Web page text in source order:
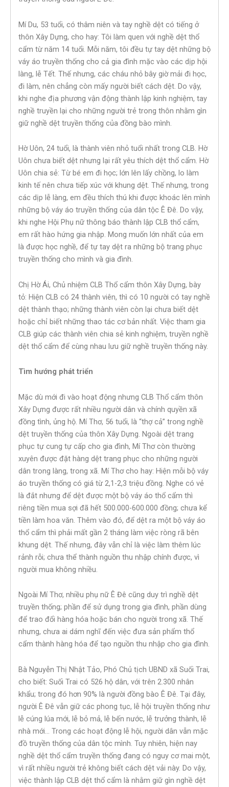
Mí Du, 53 tuổi, có thâm niên và tay nghề dệt có tiếng ở
thôn Xây Dựng, cho hay: Tôi làm quen với nghề dệt thổ
cẩm từ năm 14 tuổi. Mỗi năm, tôi đều tự tay dệt những bộ
váy áo truyền thống cho cả gia đình mặc vào các dịp hội
làng, lễ Tết. Thế nhưng, các cháu nhỏ bây giờ mải đi học,
đi làm, nên chẳng còn mấy người biết cách dệt. Do vậy,
khi nghe địa phương vận động thành lập kinh nghiệm, tay
nghề truyền lại cho những người trẻ trong thôn nhằm gìn
giữ nghề dệt truyền thống của đồng bào mình.
Hờ Uôn, 24 tuổi, là thành viên nhỏ tuổi nhất trong CLB. Hờ
Uôn chưa biết dệt nhưng lại rất yêu thích dệt thổ cẩm. Hờ
Uôn chia sẻ: Từ bé em đi học; lớn lên lấy chồng, lo làm
kinh tế nên chưa tiếp xúc với khung dệt. Thế nhưng, trong
các dịp lễ làng, em đều thích thú khi được khoác lên mình
những bộ váy áo truyền thống của dân tộc Ê Đê. Do vậy,
khi nghe Hội Phụ nữ thông báo thành lập CLB thổ cẩm,
em rất hào hứng gia nhập. Mong muốn lớn nhất của em
là được học nghề, để tự tay dệt ra những bộ trang phục
truyền thống cho mình và gia đình.
Chị Hờ Ái, Chủ nhiệm CLB Thổ cẩm thôn Xây Dựng, bày
tỏ: Hiện CLB có 24 thành viên, thì có 10 người có tay nghề
dệt thành thạo; những thành viên còn lại chưa biết dệt
hoặc chỉ biết những thao tác cơ bản nhất. Việc tham gia
CLB giúp các thành viên chia sẻ kinh nghiệm, truyền nghề
dệt thổ cẩm để cùng nhau lưu giữ nghề truyền thống này.
Tìm hướng phát triển
Mặc dù mới đi vào hoạt động nhưng CLB Thổ cẩm thôn
Xây Dựng được rất nhiều người dân và chính quyền xã
đồng tình, ủng hộ. Mí Thơ, 56 tuổi, là “thợ cả” trong nghề
dệt truyền thống của thôn Xây Dựng. Ngoài dệt trang
phục tự cung tự cấp cho gia đình, Mí Thơ còn thường
xuyên được đặt hàng dệt trang phục cho những người
dân trong làng, trong xã. Mí Thơ cho hay: Hiện mỗi bộ váy
áo truyền thống có giá từ 2,1-2,3 triệu đồng. Nghe có vẻ
là đắt nhưng để dệt được một bộ váy áo thổ cẩm thì
riêng tiền mua sợi đã hết 500.000-600.000 đồng; chưa kể
tiền làm hoa văn. Thêm vào đó, để dệt ra một bộ váy áo
thổ cẩm thì phải mất gần 2 tháng làm việc ròng rã bên
khung dệt. Thế nhưng, đây vẫn chỉ là việc làm thêm lúc
rảnh rỗi; chưa thể thành nguồn thu nhập chính được, vì
người mua không nhiều.
Ngoài Mí Thơ, nhiều phụ nữ Ê Đê cũng duy trì nghề dệt
truyền thống; phần để sử dụng trong gia đình, phần dùng
để trao đổi hàng hóa hoặc bán cho người trong xã. Thế
nhưng, chưa ai dám nghĩ đến việc đưa sản phẩm thổ
cẩm thành hàng hóa để tạo nguồn thu nhập cho gia đình.
Bà Nguyễn Thị Nhật Tảo, Phó Chủ tịch UBND xã Suối Trai,
cho biết: Suối Trai có 526 hộ dân, với trên 2.300 nhân
khẩu; trong đó hơn 90% là người đồng bào Ê Đê. Tại đây,
người Ê Đê vẫn giữ các phong tục, lễ hội truyền thống như
lễ cúng lúa mới, lễ bỏ mả, lễ bến nước, lễ trưởng thành, lễ
nhà mới… Trong các hoạt động lễ hội, người dân vẫn mặc
đồ truyền thống của dân tộc mình. Tuy nhiên, hiện nay
nghề dệt thổ cẩm truyền thống đang có nguy cơ mai một,
vì rất nhiều người trẻ không biết cách dệt vải này. Do vậy,
việc thành lập CLB dệt thổ cẩm là nhằm giữ gìn nghề dệt